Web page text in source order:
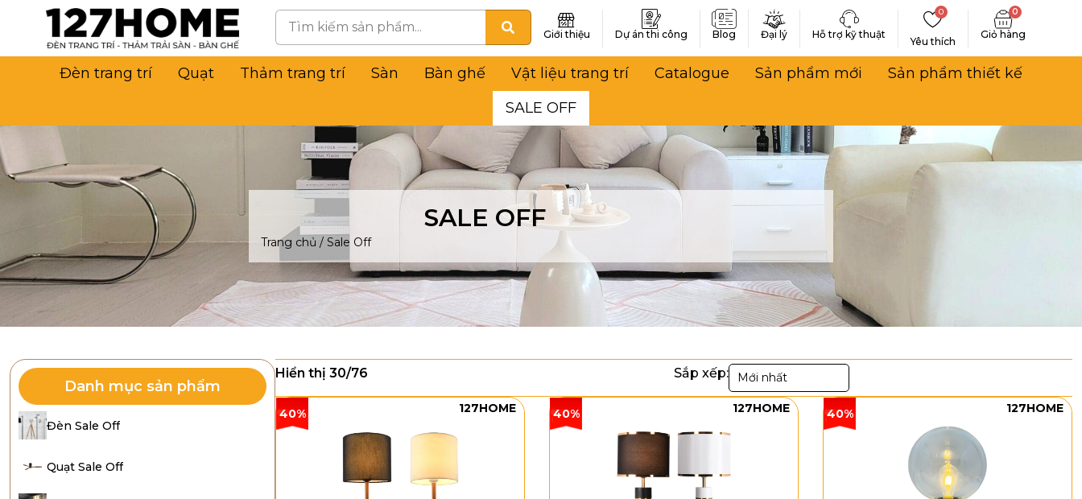
Giới thiệu Dự án thi công Blog Đại lý Hỗ trợ kỹ thuật
Yêu thích
0 0
Đèn trang trí Quạt Thảm trang trí Sàn Bàn ghế Vật liệu trang trí Catalogue Sản phẩm mới
Sản phẩm thiết kế
SALE OFF
SALE OFF
Trang chủ / Sale Off
Danh mục sản phẩm
Đèn Sale Off
Quạt Sale Off
Hiển thị 30/76 Sắp xếp: Mới nhất
40% 127HOME 40% 127HOME 40% 127HOME